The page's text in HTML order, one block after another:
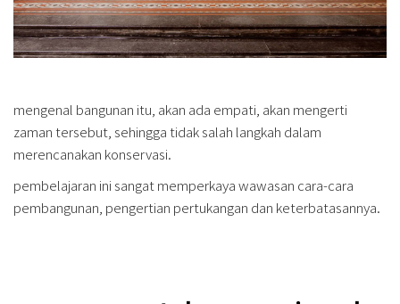
mengenal bangunan itu, akan ada empati, akan mengerti
zaman tersebut, sehingga tidak salah langkah dalam
merencanakan konservasi.
pembelajaran ini sangat memperkaya wawasan cara-cara
pembangunan, pengertian pertukangan dan keterbatasannya.